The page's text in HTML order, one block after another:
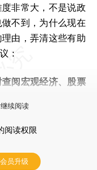
非常大，不是说政
不到，为什么现在
由，弄清这些有助
：
查阅宏观经济、股票
续阅读
阅读权限
员升级